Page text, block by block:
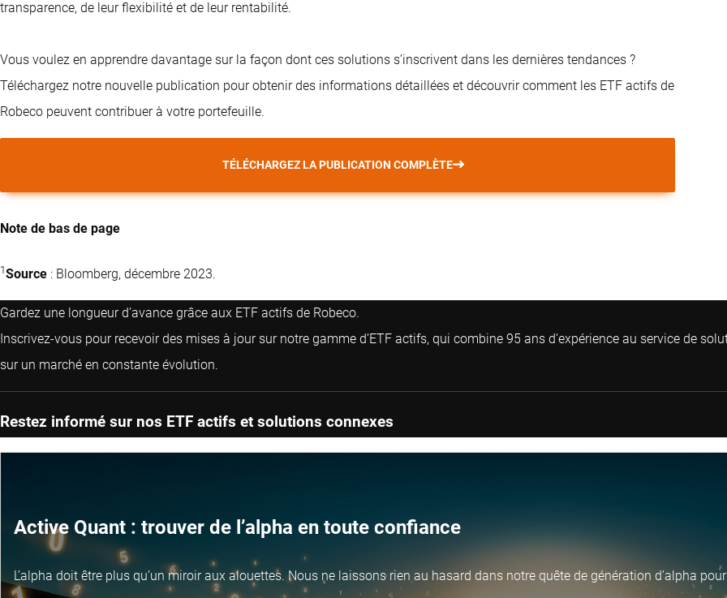
transparence, de leur flexibilité et de leur rentabilité.
Vous voulez en apprendre davantage sur la façon dont ces solutions s’inscrivent dans les dernières tendances ?
Téléchargez notre nouvelle publication pour obtenir des informations détaillées et découvrir comment les ETF actifs de
Robeco peuvent contribuer à votre portefeuille.
TÉLÉCHARGEZ LA PUBLICATION COMPLÈTE
Note de bas de page
1Source : Bloomberg, décembre 2023.
Gardez une longueur d’avance grâce aux ETF actifs de Robeco.
Inscrivez-vous pour recevoir des mises à jour sur notre gamme d’ETF actifs, qui combine 95 ans d’expérience au service de
sur un marché en constante évolution.
Restez informé sur nos ETF actifs et solutions connexes
Active Quant : trouver de l’alpha en toute confiance
L’alpha doit être plus qu’un miroir aux alouettes. Nous ne laissons rien au hasard dans notre quête de génération d’alpha